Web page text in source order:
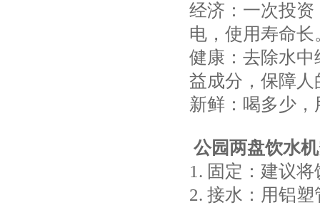
经济：一次投
电，使用寿命长
健康：去除水
益成分，保障人
新鲜：喝多少
公园两盘饮水机
1. 固定：建议
2. 接水：用铝